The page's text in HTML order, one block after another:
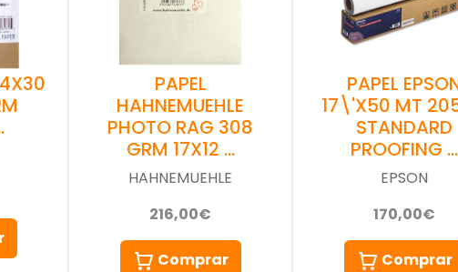
PAPEL
HAHNEMUEHLE
PHOTO RAG 308
GRM 17X12 …
HAHNEMUEHLE
216,00€
Comprar
PAPEL
17\'X50 MT
STANDARD
PROOFING …
EPSON
170,00€
Comprar